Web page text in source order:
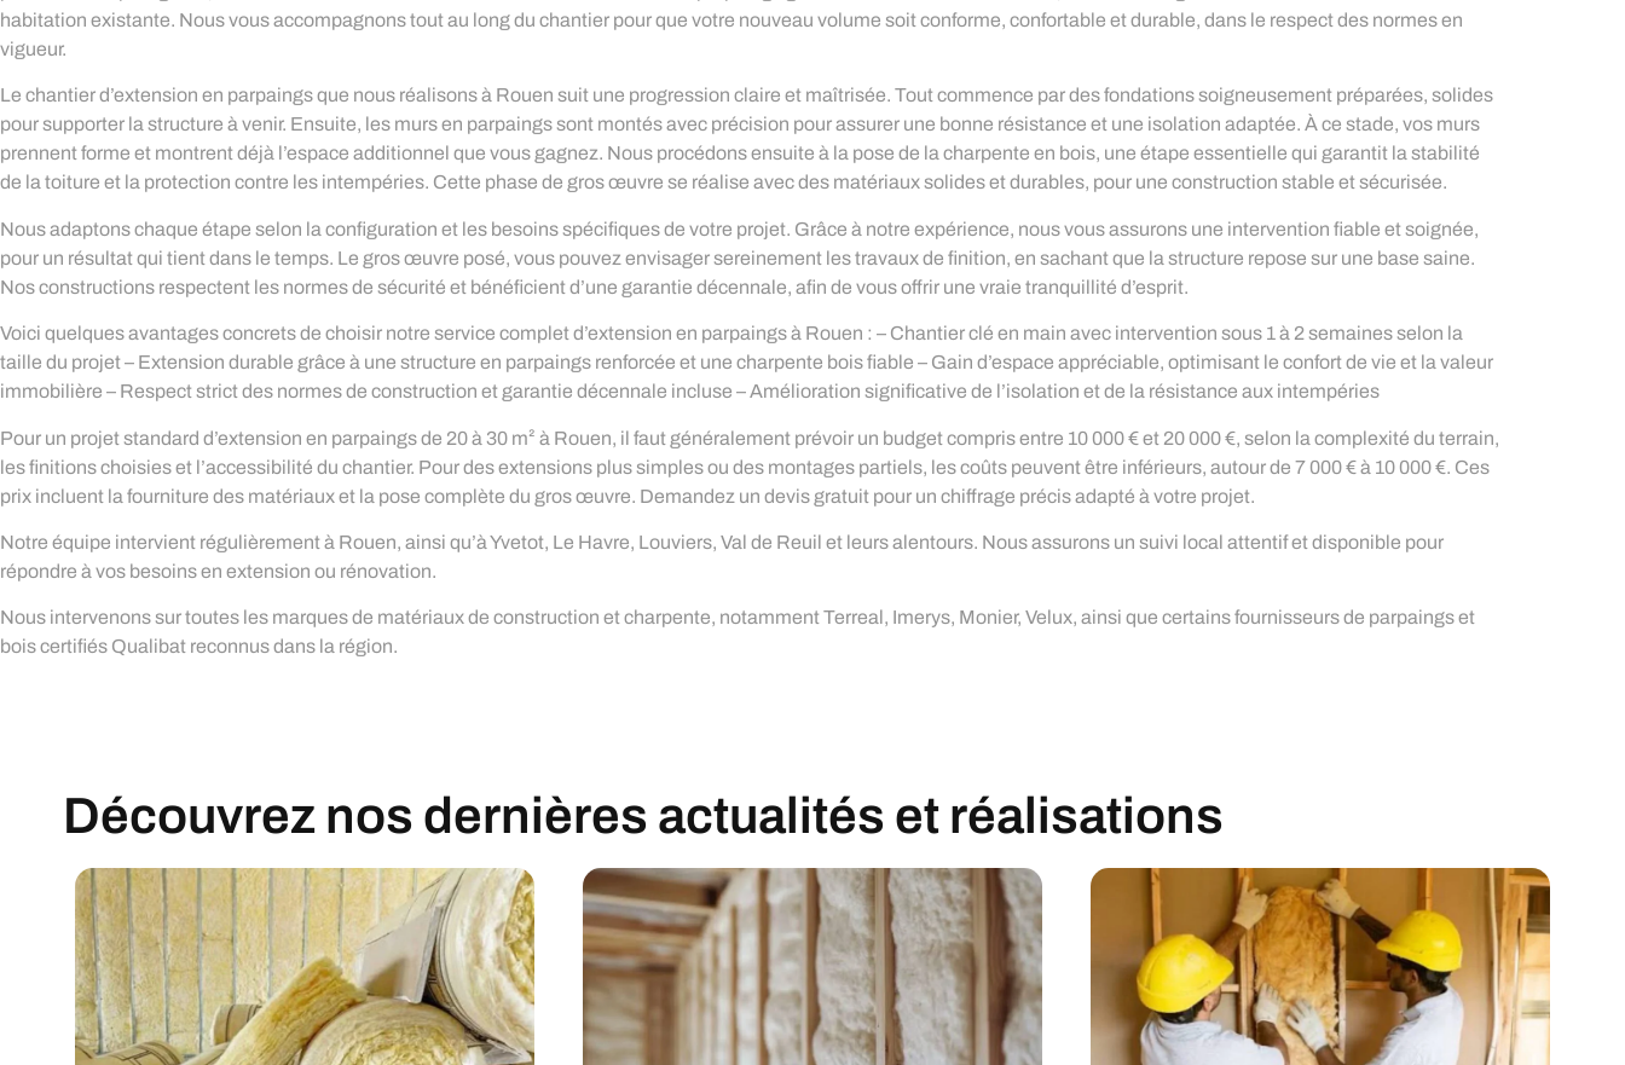
habitation existante. Nous vous accompagnons tout au long du chantier pour que votre nouveau volume soit conforme, confortable et durable, dans le respect des normes en
vigueur.
Le chantier d’extension en parpaings que nous réalisons à Rouen suit une progression claire et maîtrisée. Tout commence par des fondations soigneusement préparées, solides
pour supporter la structure à venir. Ensuite, les murs en parpaings sont montés avec précision pour assurer une bonne résistance et une isolation adaptée. À ce stade, vos murs
prennent forme et montrent déjà l’espace additionnel que vous gagnez. Nous procédons ensuite à la pose de la charpente en bois, une étape essentielle qui garantit la stabilité
de la toiture et la protection contre les intempéries. Cette phase de gros œuvre se réalise avec des matériaux solides et durables, pour une construction stable et sécurisée.
Nous adaptons chaque étape selon la configuration et les besoins spécifiques de votre projet. Grâce à notre expérience, nous vous assurons une intervention fiable et soignée,
pour un résultat qui tient dans le temps. Le gros œuvre posé, vous pouvez envisager sereinement les travaux de finition, en sachant que la structure repose sur une base saine.
Nos constructions respectent les normes de sécurité et bénéficient d’une garantie décennale, afin de vous offrir une vraie tranquillité d’esprit.
Voici quelques avantages concrets de choisir notre service complet d’extension en parpaings à Rouen : – Chantier clé en main avec intervention sous 1 à 2 semaines selon la
taille du projet – Extension durable grâce à une structure en parpaings renforcée et une charpente bois fiable – Gain d’espace appréciable, optimisant le confort de vie et la valeur
immobilière – Respect strict des normes de construction et garantie décennale incluse – Amélioration significative de l’isolation et de la résistance aux intempéries
Pour un projet standard d’extension en parpaings de 20 à 30 m² à Rouen, il faut généralement prévoir un budget compris entre 10 000 € et 20 000 €, selon la complexité du terrain,
les finitions choisies et l’accessibilité du chantier. Pour des extensions plus simples ou des montages partiels, les coûts peuvent être inférieurs, autour de 7 000 € à 10 000 €. Ces
prix incluent la fourniture des matériaux et la pose complète du gros œuvre. Demandez un devis gratuit pour un chiffrage précis adapté à votre projet.
Notre équipe intervient régulièrement à Rouen, ainsi qu’à Yvetot, Le Havre, Louviers, Val de Reuil et leurs alentours. Nous assurons un suivi local attentif et disponible pour
répondre à vos besoins en extension ou rénovation.
Nous intervenons sur toutes les marques de matériaux de construction et charpente, notamment Terreal, Imerys, Monier, Velux, ainsi que certains fournisseurs de parpaings et
bois certifiés Qualibat reconnus dans la région.
Découvrez nos dernières actualités et réalisations